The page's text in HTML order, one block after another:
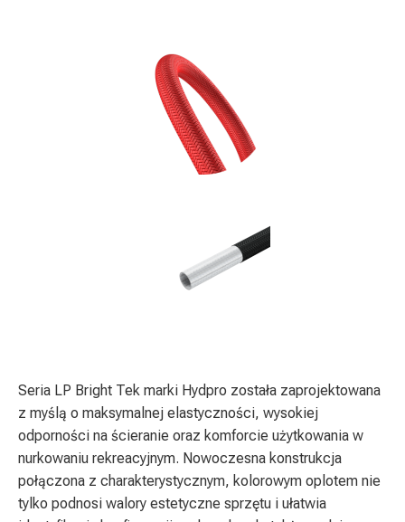
Seria LP Bright Tek marki Hydpro została zaprojektowana
z myślą o maksymalnej elastyczności, wysokiej
odporności na ścieranie oraz komforcie użytkowania w
nurkowaniu rekreacyjnym. Nowoczesna konstrukcja
połączona z charakterystycznym, kolorowym oplotem nie
tylko podnosi walory estetyczne sprzętu i ułatwia